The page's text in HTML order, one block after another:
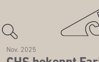
Nov. 2025